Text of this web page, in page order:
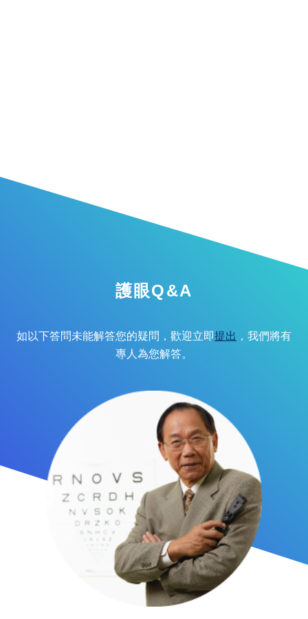
護眼Q&A
如以下答問未能解答您的疑問，歡迎立即提出 ，我們將有
專人為您解答。